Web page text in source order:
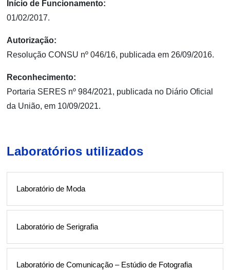
Início de Funcionamento:
01/02/2017.
Autorização:
Resolução CONSU nº 046/16, publicada em 26/09/2016.
Reconhecimento:
Portaria SERES nº 984/2021, publicada no Diário Oficial
da União, em 10/09/2021.
Laboratórios utilizados
Laboratório de Moda
Laboratório de Serigrafia
Laboratório de Comunicação – Estúdio de Fotografia